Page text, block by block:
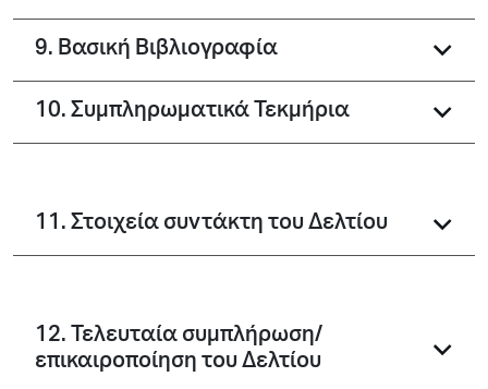
9. Βασική Βιβλιογραφία
10. Συμπληρωματικά Τεκμήρια
11. Στοιχεία συντάκτη του Δελτίου
12. Τελευταία συμπλήρωση/
επικαιροποίηση του Δελτίου